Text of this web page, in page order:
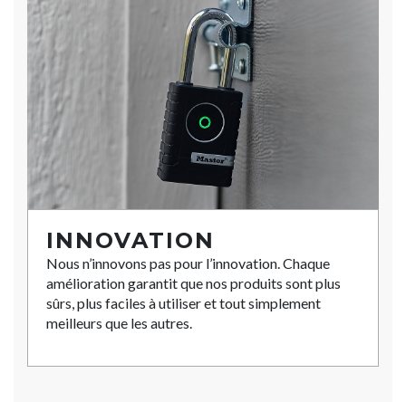
INNOVATION
Nous n’innovons pas pour l’innovation. Chaque
amélioration garantit que nos produits sont plus
sûrs, plus faciles à utiliser et tout simplement
meilleurs que les autres.